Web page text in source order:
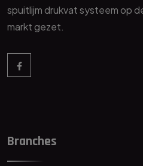
spuitlijm drukvat systeem op
markt gezet.
Branches